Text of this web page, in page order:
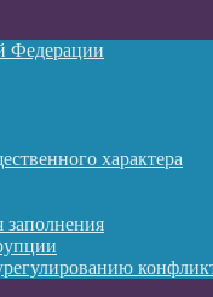
Федерации
характера